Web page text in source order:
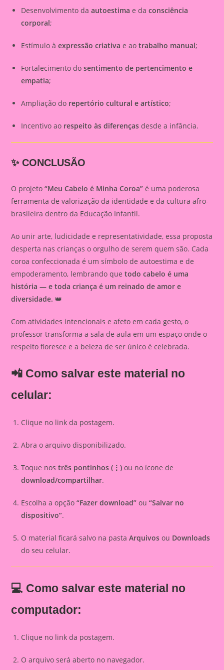
Desenvolvimento daautoestima e daconsciência
corporal;
Estímulo àexpressão criativa e aotrabalho manual;
Fortalecimento dosentimento de pertencimento e
empatia;
Ampliação do repertório cultural e artístico;
Incentivo ao respeito às diferenças desde a infância.
✨ CONCLUSÃO
O projeto“Meu Cabelo é Minha Coroa” é uma poderosa
ferramenta de valorização da identidade e da cultura afro-
brasileira dentro da Educação Infantil.
Ao unir arte, ludicidade e representatividade, essa proposta
desperta nas crianças o orgulho de serem quem são. Cada
coroa confeccionada é um símbolo de autoestima e de
empoderamento, lembrando quetodo cabelo é uma
história — e toda criança é um reinado de amor e
diversidade. 👑
Com atividades intencionais e afeto em cada gesto, o
professor transforma a sala de aula em um espaço onde o
respeito floresce e a beleza de ser único é celebrada.
📲 Como salvar este material no
celular:
Clique no link da postagem.
Abra o arquivo disponibilizado.
Toque nostrês pontinhos (⋮) ou no ícone de
download/compartilhar.
Escolha a opção“Fazer download” ou“Salvar no
dispositivo”.
O material ficará salvo na pastaArquivos ou Downloads
do seu celular.
💻 Como salvar este material no
computador:
Clique no link da postagem.
O arquivo será aberto no navegador.